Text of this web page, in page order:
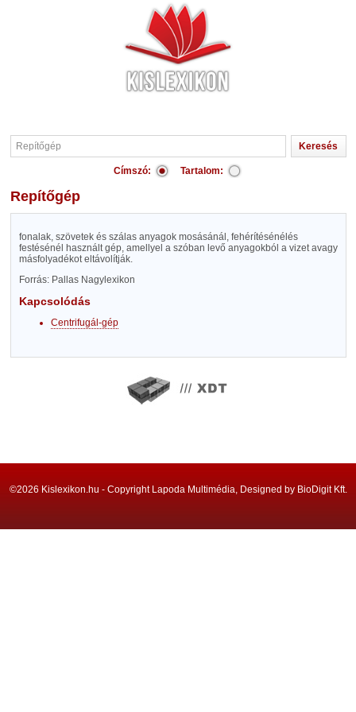
Címszó: Tartalom:
Repítőgép
fonalak, szövetek és szálas anyagok mosásánál, fehérítésénélés
festésénél használt gép, amellyel a szóban levő anyagokból a vizet avagy
másfolyadékot eltávolítják.
Forrás: Pallas Nagylexikon
Kapcsolódás
Centrifugál-gép
©2026 Kislexikon.hu - Copyright Lapoda Multimédia, Designed by BioDigit Kft.